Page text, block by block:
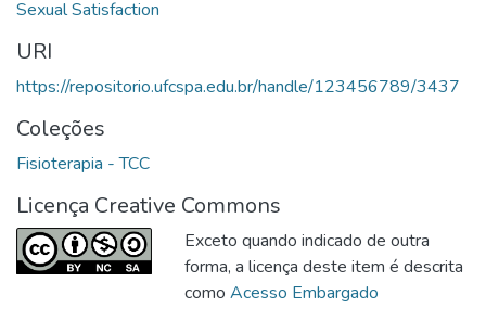
Sexual Satisfaction
URI
https://repositorio.ufcspa.edu.br/handle/123456789/3437
Coleções
Fisioterapia - TCC
Licença Creative Commons
Exceto quando indicado de outra
forma, a licença deste item é descrita
como Acesso Embargado